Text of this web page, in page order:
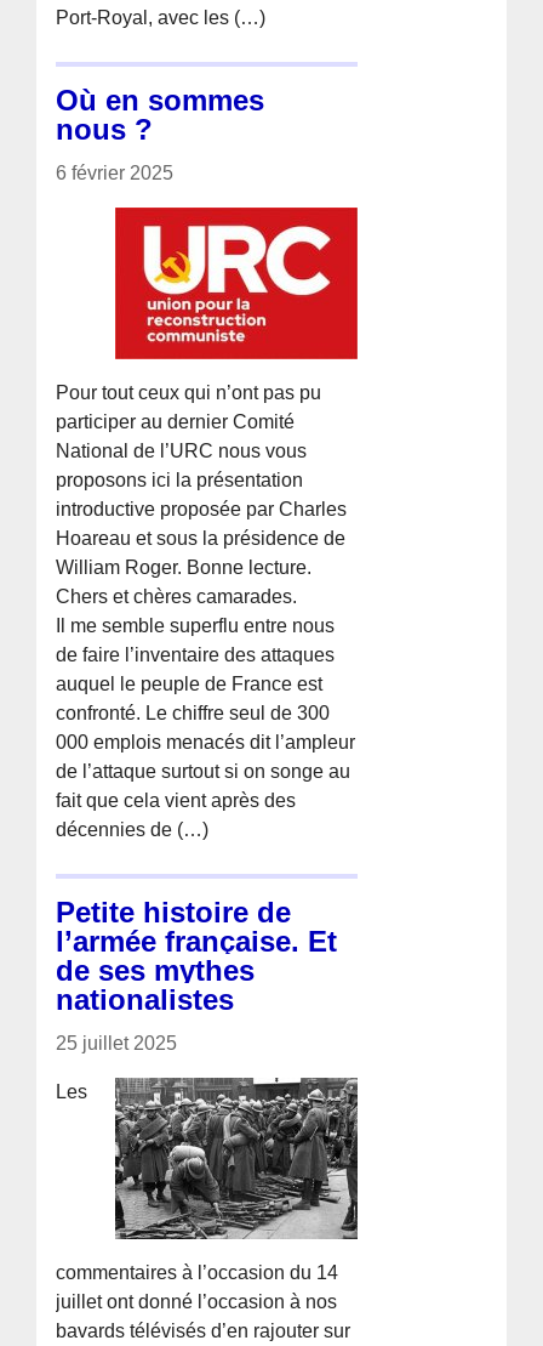
Port-Royal, avec les (…)
Où en sommes
nous ?
6 février 2025
Pour tout ceux qui n’ont pas pu
participer au dernier Comité
National de l’URC nous vous
proposons ici la présentation
introductive proposée par Charles
Hoareau et sous la présidence de
William Roger. Bonne lecture.
Chers et chères camarades.
Il me semble superflu entre nous
de faire l’inventaire des attaques
auquel le peuple de France est
confronté. Le chiffre seul de 300
000 emplois menacés dit l’ampleur
de l’attaque surtout si on songe au
fait que cela vient après des
décennies de (…)
Petite histoire de
l’armée française. Et
de ses mythes
nationalistes
25 juillet 2025
Les
commentaires à l’occasion du 14
juillet ont donné l’occasion à nos
bavards télévisés d’en rajouter sur